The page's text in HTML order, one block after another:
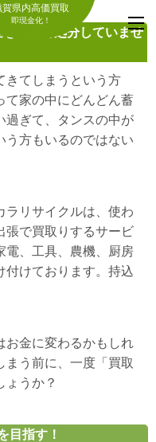
賀県内高価買取
即現金化！
かけて処分していませ
きてしまうという方
て家の中にどんどん蓄
過ぎて、タンスの中が
う方もいるのではない
ラリサイクルは、使わ
張で買取りするサービ
電、工具、農機、厨房
付けております。持込
お金に変わるかもしれ
まう前に、一度「買取
ょうか？
目指す！